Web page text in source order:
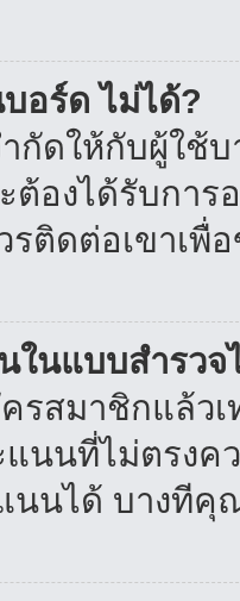
อร์ด ไม่ได้?
กัดให้กับผู้ใช้บ
องได้รับการ
ติดต่อเขาเพื่
ในแบบสำรวจ
รสมาชิกแล้ว
แนนที่ไม่ตรง
นนได้ บางที